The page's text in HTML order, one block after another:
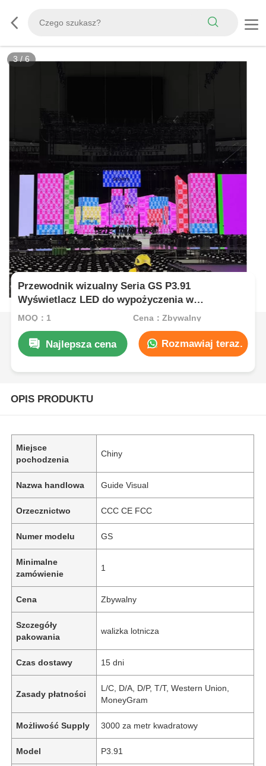
3/6
Przewodnik wizualny Seria GS P3.91
Wyświetlacz LED do wypożyczenia w
pomieszczeniach na potrzeby wydarzeń na
7680 Hz, szybka blokada
MOQ：1 Cena：Zbywalny
Najlepsza cena Rozmawiaj teraz.
OPIS PRODUKTU
Miejsce
pochodzenia
Chiny
Nazwa handlowa Guide Visual
Orzecznictwo CCC CE FCC
Numer modelu GS
Minimalne
zamówienie
1
Cena Zbywalny
Szczegóły
pakowania
walizka lotnicza
Czas dostawy 15 dni
Zasady płatności
L/C, D/A, D/P, T/T, Western Union,
MoneyGram
Możliwość Supply 3000 za metr kwadratowy
Model P3.91